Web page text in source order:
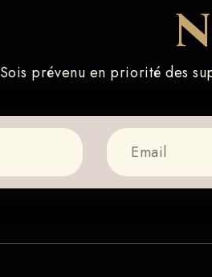
Sois prévenu en priorité des